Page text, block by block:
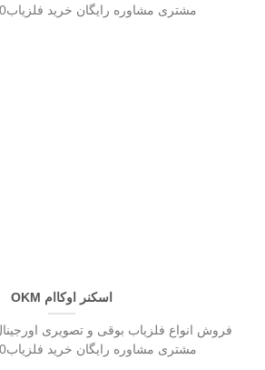
مشتری مشاوره رایگان خرید فلزیاب09102191330
اسکنر اوکاام OKM
فروش انواع فلزیاب بوقی و تصویری
مشتری مشاوره رایگان خرید فلزیاب09102191330